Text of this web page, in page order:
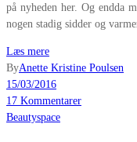
på nyheden her. Og endda
nogen stadig sidder og
Læs mere
ByAnette Kristine Poulsen
15/03/2016
17 Kommentarer
Beautyspace